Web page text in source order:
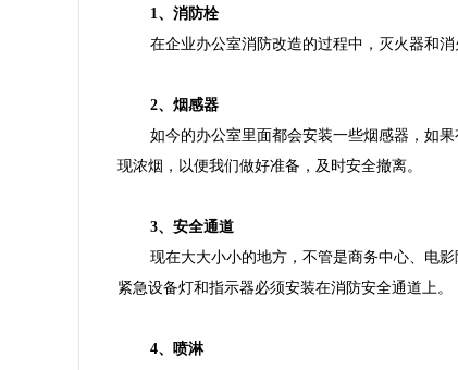
1、消防栓
在企业办公室消防改造的过程中，灭火器和
2、烟感器
如今的办公室里面都会安装一些烟感器，如
现浓烟，以便我们做好准备，及时安全撤离。
3、安全通道
现在大大小小的地方，不管是商务中心、电
紧急设备灯和指示器必须安装在消防安全通道上。
4、喷淋